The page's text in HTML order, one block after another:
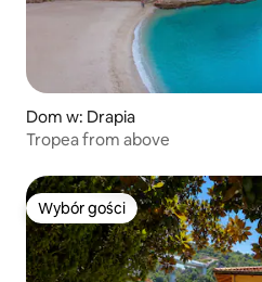
Dom w: Drapia
Tropea from above
Wybór gości
Wybór gości